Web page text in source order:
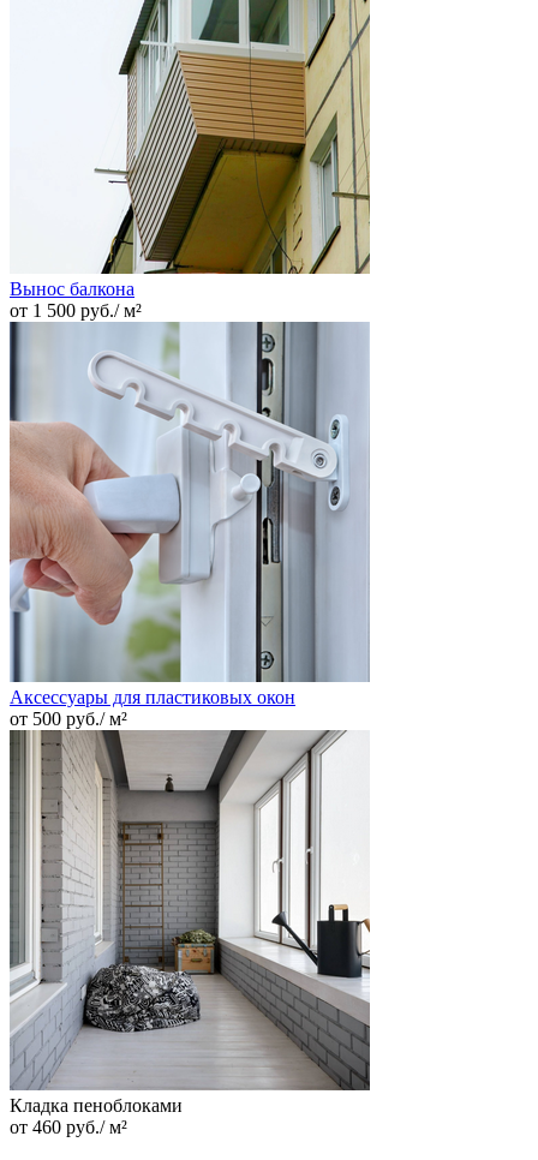
Вынос балкона
от 1 500 руб./ м²
Аксессуары для пластиковых окон
от 500 руб./ м²
Кладка пеноблоками
от 460 руб./ м²